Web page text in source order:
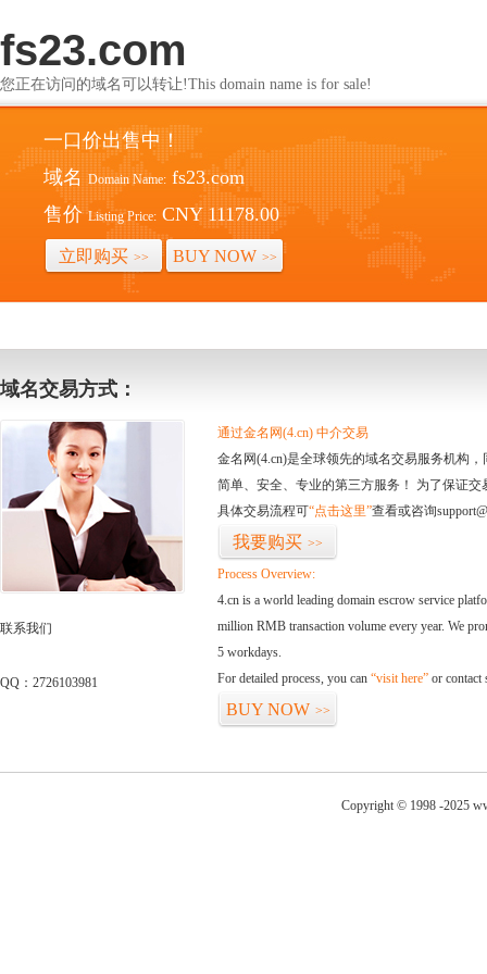
fs23.com
您正在访问的域名可以转让!This domain name is for sale!
一口价出售中！
域名 Domain Name: fs23.com
售价 Listing Price: CNY 11178.00
立即购买 >> BUY NOW >>
域名交易方式：
联系我们
QQ：2726103981
通过金名网(4.cn) 中介交易
金名网(4.cn)是全球领先的域名交易服务机构
简单、安全、专业的第三方服务！ 为了保证
具体交易流程可“点击这里”查看或咨询
我要购买 >>
Process Overview:
4.cn is a world leading domain escrow service
million RMB transaction volume every year. We
5 workdays.
For detailed process, you can “visit here” or contact
BUY NOW >>
Copyright © 1998 -2025